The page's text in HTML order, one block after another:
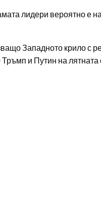
лидери вероятно е
Западното крило с
и Путин на